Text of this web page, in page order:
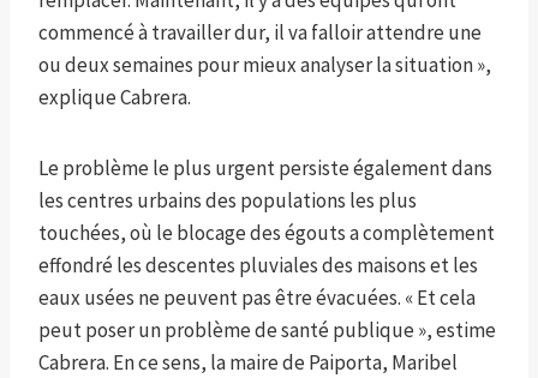
commencé à travailler dur, il va falloir attendre une
ou deux semaines pour mieux analyser la situation »,
explique Cabrera.
Le problème le plus urgent persiste également dans
les centres urbains des populations les plus
touchées, où le blocage des égouts a complètement
effondré les descentes pluviales des maisons et les
eaux usées ne peuvent pas être évacuées. « Et cela
peut poser un problème de santé publique », estime
Cabrera. En ce sens, la maire de Paiporta, Maribel